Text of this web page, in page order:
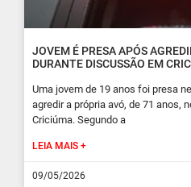
JOVEM É PRESA APÓS
DURANTE DISCUSSÃO EM
Uma jovem de 19 anos foi presa
agredir a própria avó, de 71 anos,
Criciúma. Segundo a
LEIA MAIS +
09/05/2026